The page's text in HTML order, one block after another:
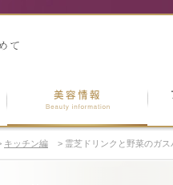
キッチン編 > 霊芝ドリンクと野菜のガス